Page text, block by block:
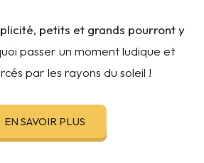
, petits et grands pourront y
passer un moment ludique et
par les rayons du soleil !
EN SAVOIR PLUS